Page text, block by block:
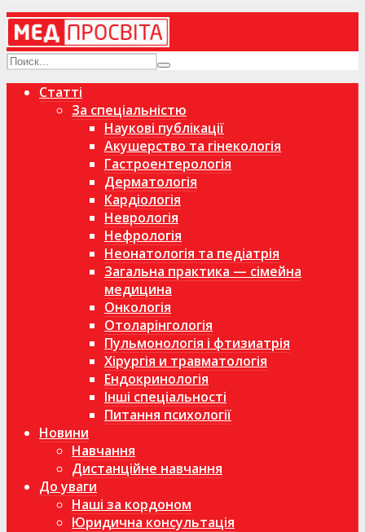
Статті
За спеціальністю
Наукові публікації
Акушерство та гінекологія
Гастроентерологія
Дерматологія
Кардіологія
Неврологія
Нефрологія
Неонатологія та педіатрія
Загальна практика — сімейна
медицина
Онкологія
Отоларінгологія
Пульмонологія і фтизиатрія
Хірургія и травматологія
Ендокринологія
Інші спеціальності
Питання психології
Новини
Навчання
Дистанційне навчання
До уваги
Наші за кордоном
Юридична консультація